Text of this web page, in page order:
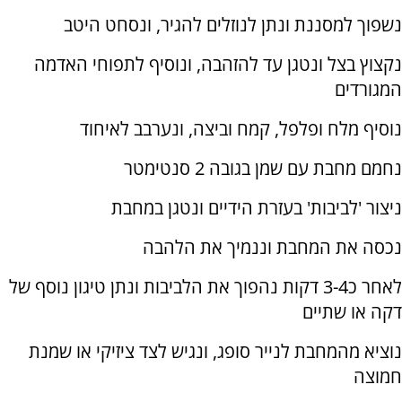
נשפוך למסננת ונתן לנוזלים להגיר, ונסחט היטב
נקצוץ בצל ונטגן עד להזהבה, ונוסיף לתפוחי האדמה
המגורדים
נוסיף מלח ופלפל, קמח וביצה, ונערבב לאיחוד
נחמם מחבת עם שמן בגובה 2 סנטימטר
ניצור 'לביבות' בעזרת הידיים ונטגן במחבת
נכסה את המחבת וננמיך את הלהבה
לאחר כ3-4 דקות נהפוך את הלביבות ונתן טיגון נוסף של
דקה או שתיים
נוציא מהמחבת לנייר סופג, ונגיש לצד ציזיקי או שמנת
חמוצה